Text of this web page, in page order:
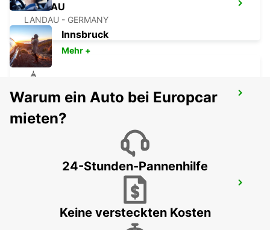
LANDAU
LANDAU - GERMANY
BADEN-BADEN
KARLSRUHE BADEN-BADEN FLUGHAFEN
RHEINMUENSTER - GERMANY
Innsbruck
Mehr +
Warum ein Auto bei Europcar
mieten?
24-Stunden-Pannenhilfe
Keine versteckten Kosten